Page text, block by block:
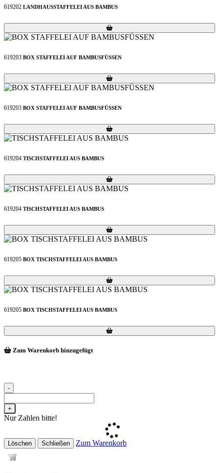
619202 LANDHAUSSTAFFELEI AUS BAMBUS
Loading...
Loading...
619203 BOX STAFFELEI AUF BAMBUSFÜSSEN
Loading...
Loading...
619203 BOX STAFFELEI AUF BAMBUSFÜSSEN
Loading...
Loading...
619204 TISCHSTAFFELEI AUS BAMBUS
Loading...
Loading...
619204 TISCHSTAFFELEI AUS BAMBUS
Loading...
Loading...
619205 BOX TISCHSTAFFELEI AUS BAMBUS
Loading...
Loading...
619205 BOX TISCHSTAFFELEI AUS BAMBUS
Loading...
Loading...
Zum Warenkorb hinzugefügt
-
+
Nur Zahlen bitte!
Löschen Schließen Zum Warenkorb